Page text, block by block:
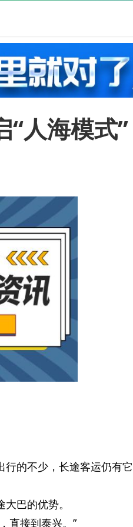
人海模式
的不少，长途客运仍有
巴的优势。
直接到泰兴。”